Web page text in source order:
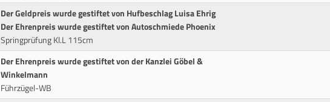
Der Geldpreis wurde gestiftet von Hufbeschlag Luisa Ehrig
Der Ehrenpreis wurde gestiftet von Autoschmiede Phoenix
Springprüfung Kl.L 115cm
Der Ehrenpreis wurde gestiftet von der Kanzlei Göbel &
Winkelmann
Führzügel-WB